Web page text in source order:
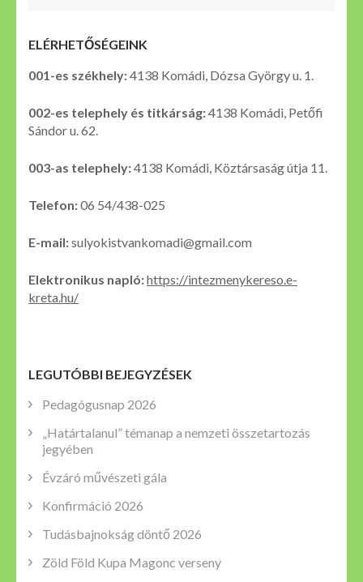
ELÉRHETŐSÉGEINK
001-es székhely:4138 Komádi, Dózsa György u. 1.
002-es telephely és titkárság:4138 Komádi, Petőfi
Sándor u. 62.
003-as telephely:4138 Komádi, Köztársaság útja 11.
Telefon:06 54/438-025
E-mail:sulyokistvankomadi@gmail.com
Elektronikus napló:https://intezmenykereso.e-
kreta.hu/
LEGUTÓBBI BEJEGYZÉSEK
Pedagógusnap 2026
„Határtalanul” témanap a nemzeti összetartozás
jegyében
Évzáró művészeti gála
Konfirmáció 2026
Tudásbajnokság döntő 2026
Zöld Föld Kupa Magonc verseny